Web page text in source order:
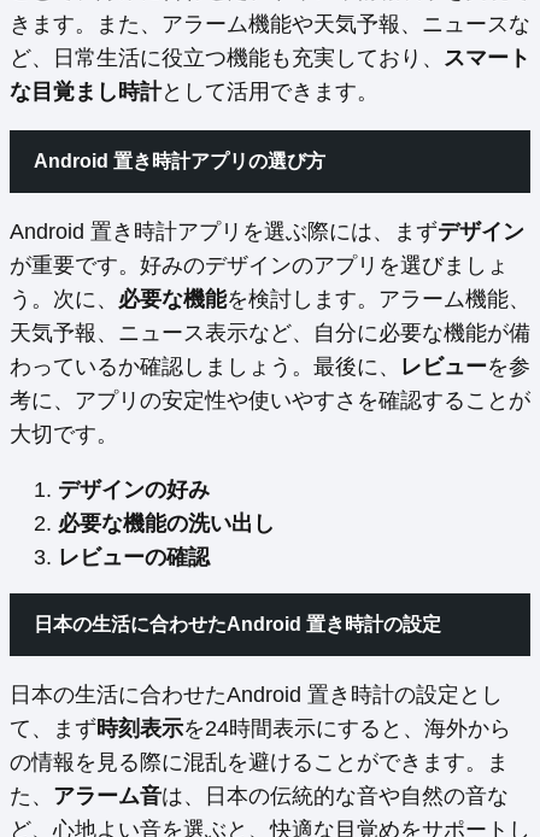
きます。また、アラーム機能や天気予報、ニュースな
ど、日常生活に役立つ機能も充実しており、 スマート
な目覚まし時計として活用できます。
Android 置き時計アプリの選び方
Android 置き時計アプリを選ぶ際には、まずデザイン
が重要です。好みのデザインのアプリを選びましょ
う。次に、 必要な機能を検討します。アラーム機能、
天気予報、ニュース表示など、自分に必要な機能が備
わっているか確認しましょう。最後に、 レビューを参
考に、アプリの安定性や使いやすさを確認することが
大切です。
デザインの好み
必要な機能の洗い出し
レビューの確認
日本の生活に合わせたAndroid 置き時計の設定
日本の生活に合わせたAndroid 置き時計の設定とし
て、まず時刻表示を24時間表示にすると、海外から
の情報を見る際に混乱を避けることができます。ま
た、 アラーム音は、日本の伝統的な音や自然の音な
ど、心地よい音を選ぶと、快適な目覚めをサポートし